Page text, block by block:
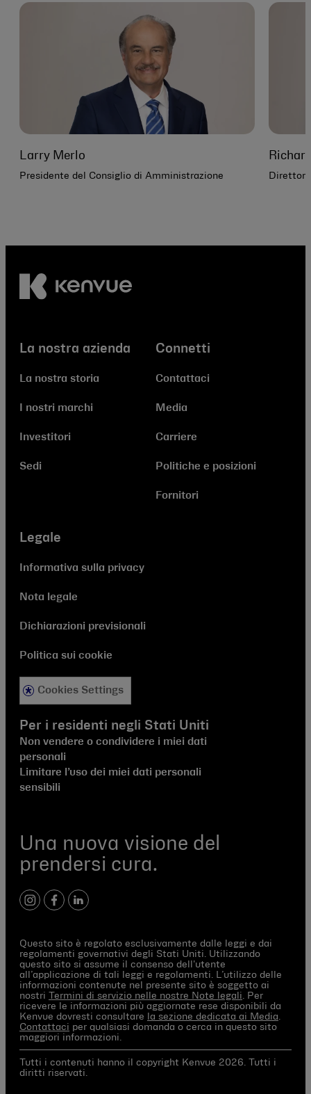
Larry Merlo
Presidente del Consiglio di Amministrazione Direttore
Una nuova visione del
prendersi cura.
instagram
facebook
linkedIn
La nostra azienda
La nostra storia
I nostri marchi
Investitori
Sedi
Connetti
Contattaci
Media
Carriere
Politiche e posizioni
Fornitori
Legale
Informativa sulla privacy
Nota legale
Dichiarazioni previsionali
Politica sui cookie
Cookies Settings
Per i residenti negli Stati Uniti
Non vendere o condividere i miei dati
personali
Limitare l’uso dei miei dati personali
sensibili
Questo sito è regolato esclusivamente dalle leggi e dai
regolamenti governativi degli Stati Uniti. Utilizzando
questo sito si assume il consenso dell'utente
all’applicazione di tali leggi e regolamenti. L’utilizzo delle
informazioni contenute nel presente sito è soggetto ai
nostri
Termini di servizio nelle nostre Note legali . Per
ricevere le informazioni più aggiornate rese disponibili da
Kenvue dovresti consultare
la sezione dedicata ai Media
Contattaci per qualsiasi domanda o cerca in questo sito
maggiori informazioni.
Tutti i contenuti hanno il copyright Kenvue 2026. Tutti i
diritti riservati.